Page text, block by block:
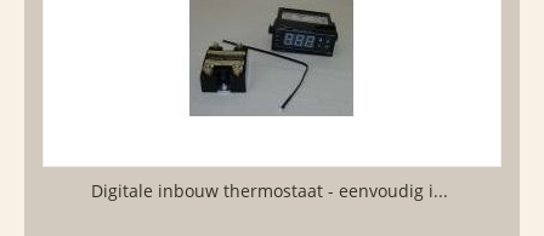
Digitale inbouw thermostaat - eenvoudig i...